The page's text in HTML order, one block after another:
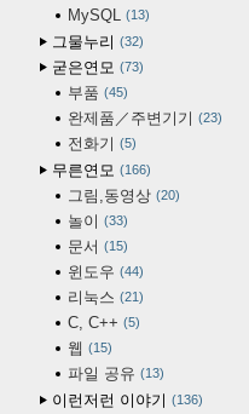
MySQL 13
그물누리 32
굳은연모 73
부품 45
완제품／주변기기 23
전화기 5
무른연모 166
그림,동영상 20
놀이 33
문서 15
윈도우 44
리눅스 21
C, C++ 5
웹 15
파일 공유 13
이런저런 이야기 136